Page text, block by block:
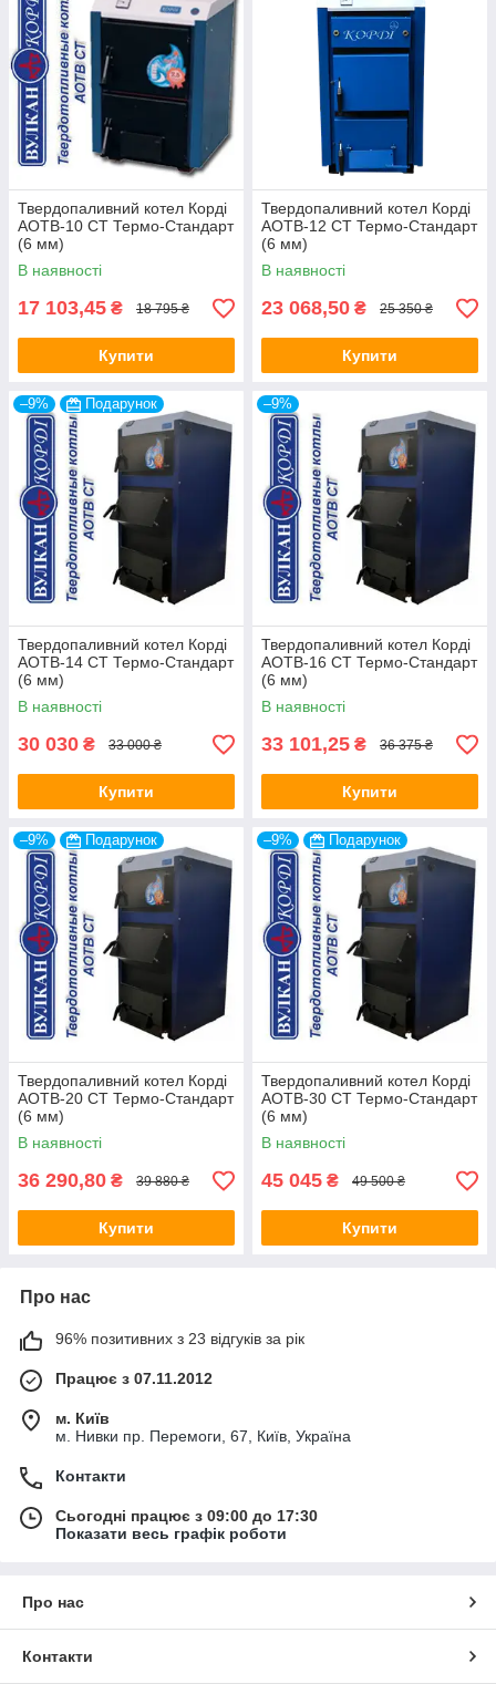
Твердопаливний котел Корді
АОТВ-10 СТ Термо-Стандарт
(6 мм)
В наявності
17 103,45 ₴ 18 795 ₴
Купити
Твердопаливний котел Корді
АОТВ-12 СТ Термо-Стандарт
(6 мм)
В наявності
23 068,50 ₴ 25 350 ₴
Купити
–9% Подарунок
Твердопаливний котел Корді
АОТВ-14 СТ Термо-Стандарт
(6 мм)
В наявності
30 030 ₴ 33 000 ₴
Купити
–9%
Твердопаливний котел Корді
АОТВ-16 СТ Термо-Стандарт
(6 мм)
В наявності
33 101,25 ₴ 36 375 ₴
Купити
–9% Подарунок
Твердопаливний котел Корді
АОТВ-20 СТ Термо-Стандарт
(6 мм)
В наявності
36 290,80 ₴ 39 880 ₴
Купити
–9% Подарунок
Твердопаливний котел Корді
АОТВ-30 СТ Термо-Стандарт
(6 мм)
В наявності
45 045 ₴ 49 500 ₴
Купити
Про нас
96% позитивних з 23 відгуків за рік
Працює з 07.11.2012
м. Київ
м. Нивки пр. Перемоги, 67, Київ, Україна
Контакти
Сьогодні працює з 09:00 до 17:30
Показати весь графік роботи
Про нас
Контакти